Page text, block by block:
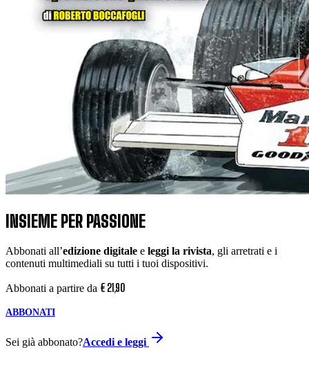
INSIEME PER PASSIONE
Abbonati all’edizione digitale e leggi la rivista, gli arretrati e i
contenuti multimediali su tutti i tuoi dispositivi.
Abbonati a partire da € 21,90
ABBONATI
Sei già abbonato?Accedi e leggi